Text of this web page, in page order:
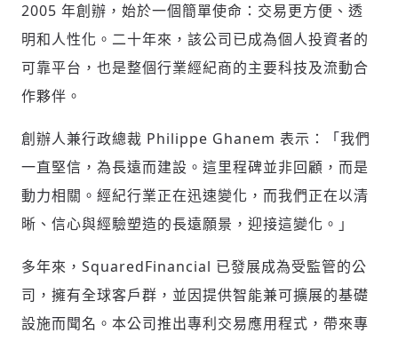
登入或註冊
輸入 Email 驗證碼
2005 年創辦，始於一個簡單使命：交易更方便、透
明和人性化。二十年來，該公司已成為個人投資者的
可靠平台，也是整個行業經紀商的主要科技及流動合
作夥伴。
創辦人兼行政總裁 Philippe Ghanem 表示：「我們
一直堅信，為長遠而建設。這里程碑並非回顧，而是
動力相關。經紀行業正在迅速變化，而我們正在以清
晰、信心與經驗塑造的長遠願景，迎接這變化。」
多年來，SquaredFinancial 已發展成為受監管的公
司，擁有全球客戶群，並因提供智能兼可擴展的基礎
設施而聞名。本公司推出專利交易應用程式，帶來專